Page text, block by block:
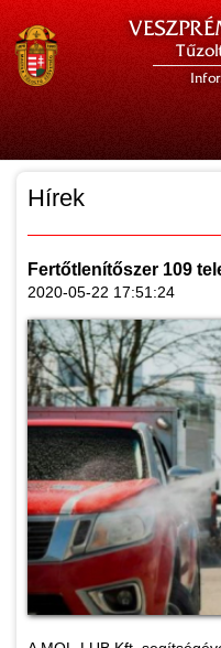
Hírek
Fertőtlenítőszer 109
2020-05-22 17:51:24